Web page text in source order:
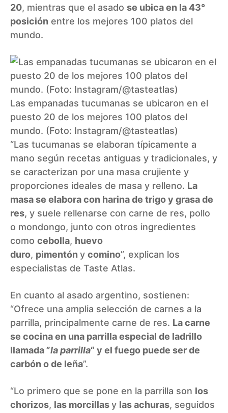
20, mientras que el asado se ubica en la 43°
posición entre los mejores 100 platos del
mundo.
Las empanadas tucumanas se ubicaron en el
puesto 20 de los mejores 100 platos del
mundo. (Foto: Instagram/@tasteatlas)
“Las tucumanas se elaboran típicamente a
mano según recetas antiguas y tradicionales, y
se caracterizan por una masa crujiente y
proporciones ideales de masa y relleno. La
masa se elabora con harina de trigo y grasa de
res, y suele rellenarse con carne de res, pollo
o mondongo, junto con otros ingredientes
como cebolla, huevo
duro, pimentón y comino”, explican los
especialistas de Taste Atlas.
En cuanto al asado argentino, sostienen:
“Ofrece una amplia selección de carnes a la
parrilla, principalmente carne de res. La carne
se cocina en una parrilla especial de ladrillo
llamada ”la parrilla“ y el fuego puede ser de
carbón o de leña”.
“Lo primero que se pone en la parrilla son los
chorizos, las morcillasy las achuras, seguidos